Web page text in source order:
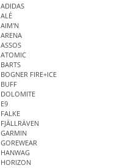
ADIDAS
ALÉ
AIM'N
ARENA
ASSOS
ATOMIC
BARTS
BOGNER FIRE+ICE
BUFF
DOLOMITE
E9
FALKE
FJÄLLRÄVEN
GARMIN
GOREWEAR
HANWAG
HORIZON